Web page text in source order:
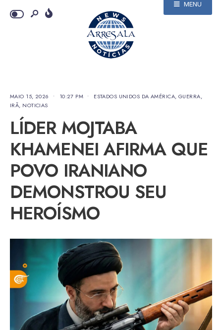
MENU
MAIO 15, 2026 • 10:27 PM • ESTADOS UNIDOS DA AMÉRICA, GUERRA,
IRÃ, NOTICIAS
LÍDER MOJTABA
KHAMENEI AFIRMA QUE
POVO IRANIANO
DEMONSTROU SEU
HEROÍSMO